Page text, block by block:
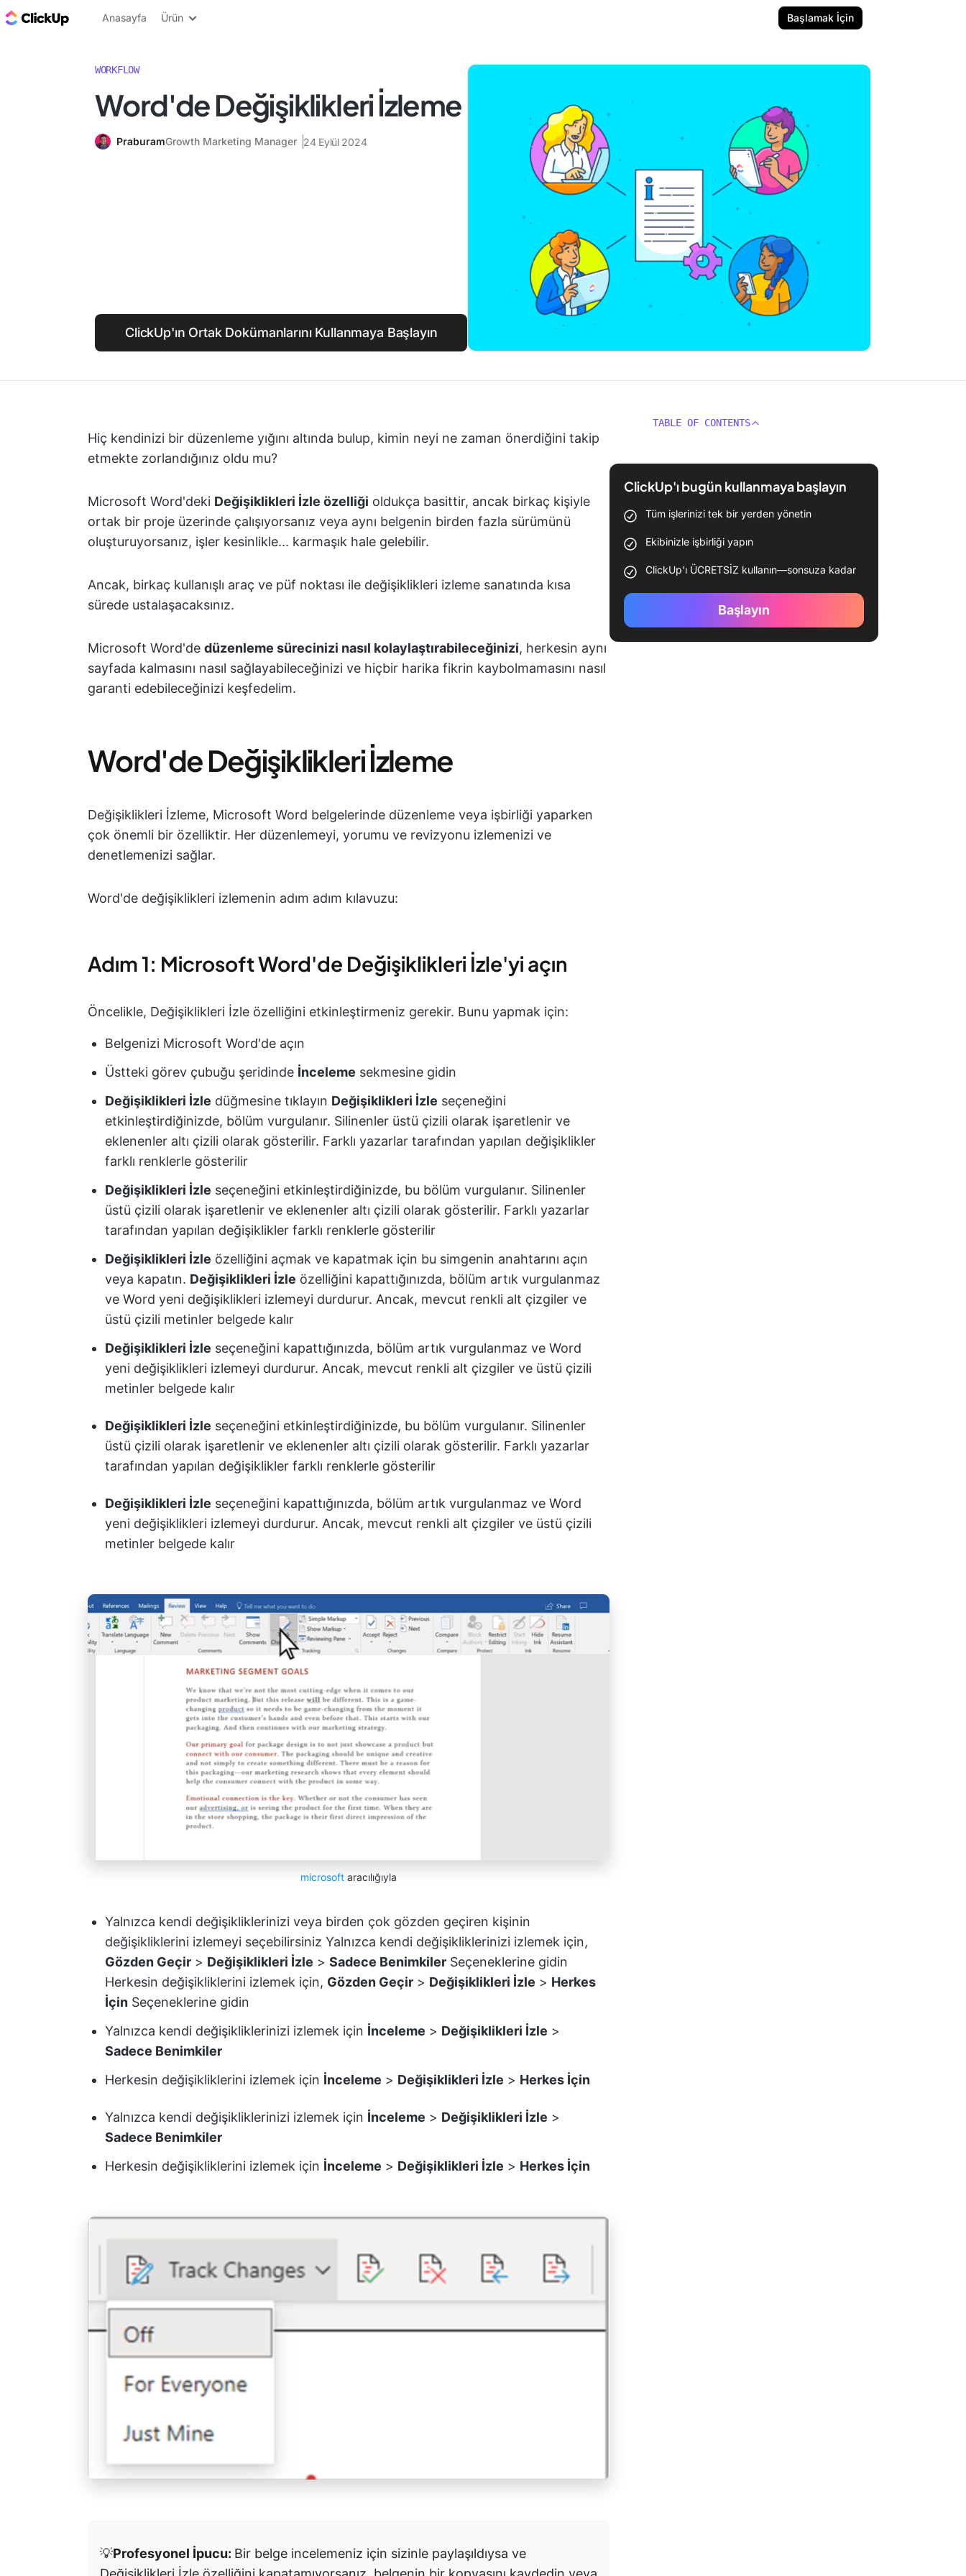
ClickUp Blog
Anasayfa Ürün Başlamak İçin
WORKFLOW
Word'de Değişiklikleri İzleme
PraburamGrowth Marketing Manager 24 Eylül 2024
ClickUp'ın Ortak Dokümanlarını Kullanmaya Başlayın
Hiç kendinizi bir düzenleme yığını altında bulup, kimin neyi ne zaman önerdiğini takip
etmekte zorlandığınız oldu mu?
Microsoft Word'deki Değişiklikleri İzle özelliği oldukça basittir, ancak birkaç kişiyle
ortak bir proje üzerinde çalışıyorsanız veya aynı belgenin birden fazla sürümünü
oluşturuyorsanız, işler kesinlikle... karmaşık hale gelebilir.
Ancak, birkaç kullanışlı araç ve püf noktası ile değişiklikleri izleme sanatında kısa
sürede ustalaşacaksınız.
Microsoft Word'de düzenleme sürecinizi nasıl kolaylaştırabileceğinizi, herkesin aynı
sayfada kalmasını nasıl sağlayabileceğinizi ve hiçbir harika fikrin kaybolmamasını nasıl
garanti edebileceğinizi keşfedelim.
Word'de Değişiklikleri İzleme
Değişiklikleri İzleme, Microsoft Word belgelerinde düzenleme veya işbirliği yaparken
çok önemli bir özelliktir. Her düzenlemeyi, yorumu ve revizyonu izlemenizi ve
denetlemenizi sağlar.
Word'de değişiklikleri izlemenin adım adım kılavuzu:
Adım 1: Microsoft Word'de Değişiklikleri İzle'yi açın
Öncelikle, Değişiklikleri İzle özelliğini etkinleştirmeniz gerekir. Bunu yapmak için:
Belgenizi Microsoft Word'de açın
Üstteki görev çubuğu şeridinde İnceleme sekmesine gidin
Değişiklikleri İzle düğmesine tıklayın Değişiklikleri İzle seçeneğini
etkinleştirdiğinizde, bölüm vurgulanır. Silinenler üstü çizili olarak işaretlenir ve
eklenenler altı çizili olarak gösterilir. Farklı yazarlar tarafından yapılan değişiklikler
farklı renklerle gösterilir
Değişiklikleri İzle seçeneğini etkinleştirdiğinizde, bu bölüm vurgulanır. Silinenler
üstü çizili olarak işaretlenir ve eklenenler altı çizili olarak gösterilir. Farklı yazarlar
tarafından yapılan değişiklikler farklı renklerle gösterilir
Değişiklikleri İzle özelliğini açmak ve kapatmak için bu simgenin anahtarını açın
veya kapatın. Değişiklikleri İzle özelliğini kapattığınızda, bölüm artık vurgulanmaz
ve Word yeni değişiklikleri izlemeyi durdurur. Ancak, mevcut renkli alt çizgiler ve
üstü çizili metinler belgede kalır
Değişiklikleri İzle seçeneğini kapattığınızda, bölüm artık vurgulanmaz ve Word
yeni değişiklikleri izlemeyi durdurur. Ancak, mevcut renkli alt çizgiler ve üstü çizili
metinler belgede kalır
Değişiklikleri İzle seçeneğini etkinleştirdiğinizde, bu bölüm vurgulanır. Silinenler
üstü çizili olarak işaretlenir ve eklenenler altı çizili olarak gösterilir. Farklı yazarlar
tarafından yapılan değişiklikler farklı renklerle gösterilir
Değişiklikleri İzle seçeneğini kapattığınızda, bölüm artık vurgulanmaz ve Word
yeni değişiklikleri izlemeyi durdurur. Ancak, mevcut renkli alt çizgiler ve üstü çizili
metinler belgede kalır
microsoft aracılığıyla
Yalnızca kendi değişikliklerinizi veya birden çok gözden geçiren kişinin
değişikliklerini izlemeyi seçebilirsiniz Yalnızca kendi değişikliklerinizi izlemek için,
Gözden Geçir > Değişiklikleri İzle > Sadece Benimkiler Seçeneklerine gidin
Herkesin değişikliklerini izlemek için, Gözden Geçir > Değişiklikleri İzle > Herkes
İçin Seçeneklerine gidin
Yalnızca kendi değişikliklerinizi izlemek için İnceleme > Değişiklikleri İzle >
Sadece Benimkiler
Herkesin değişikliklerini izlemek için İnceleme > Değişiklikleri İzle > Herkes İçin
Yalnızca kendi değişikliklerinizi izlemek için İnceleme > Değişiklikleri İzle >
Sadece Benimkiler
Herkesin değişikliklerini izlemek için İnceleme > Değişiklikleri İzle > Herkes İçin
💡Profesyonel İpucu: Bir belge incelemeniz için sizinle paylaşıldıysa ve
TABLE OF CONTENTS
ClickUp'ı bugün kullanmaya başlayın
Tüm işlerinizi tek bir yerden yönetin
Ekibinizle işbirliği yapın
ClickUp'ı ÜCRETSİZ kullanın—sonsuza kadar
Başlayın